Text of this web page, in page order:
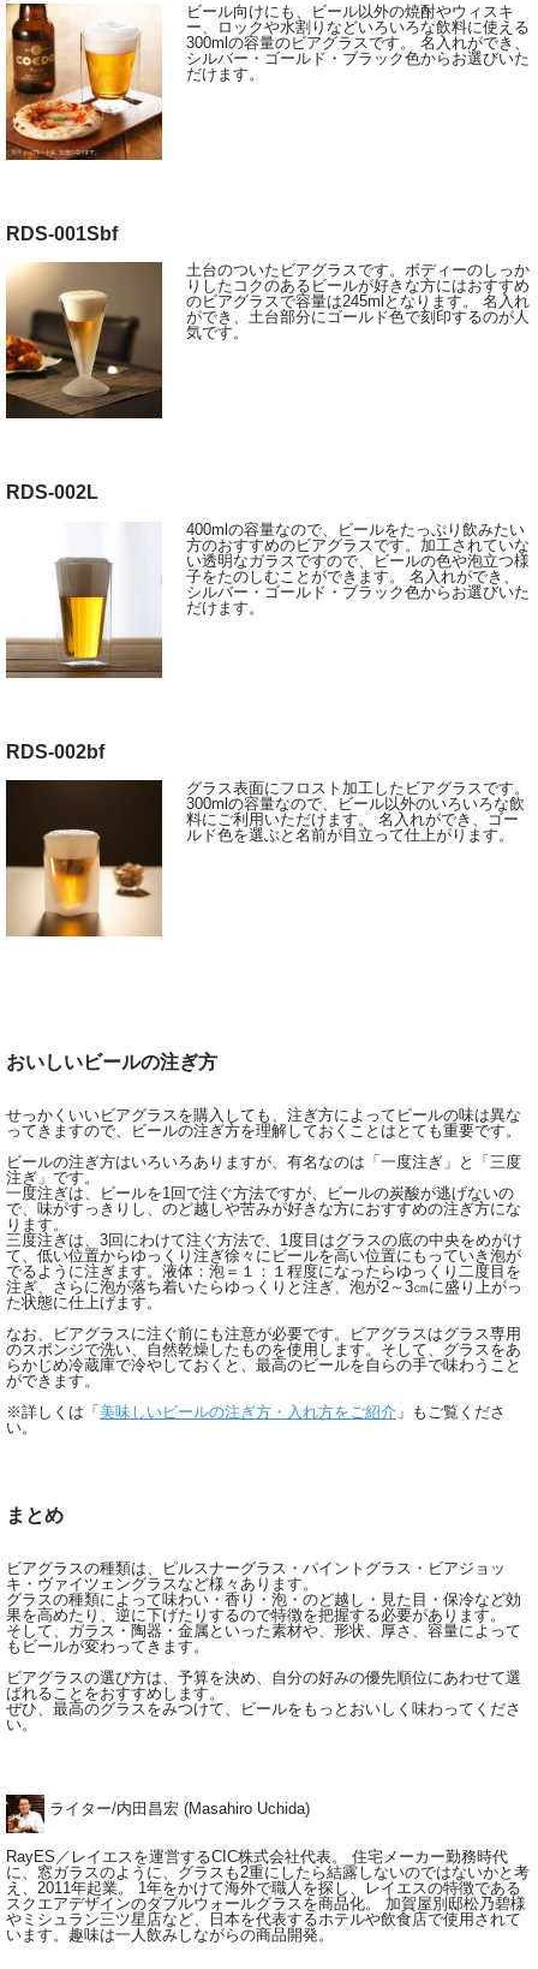
ビール向けにも、ビール以外の焼酎やウィスキ
ー、ロックや水割りなどいろいろな飲料に使える
300mlの容量のビアグラスです。 名入れができ、
シルバー・ゴールド・ブラック色からお選びいた
だけます。
RDS-001Sbf
土台のついたビアグラスです。ボディーのしっか
りしたコクのあるビールが好きな方にはおすすめ
のビアグラスで容量は245mlとなります。 名入れ
ができ、土台部分にゴールド色で刻印するのが人
気です。
RDS-002L
400mlの容量なので、ビールをたっぷり飲みたい
方のおすすめのビアグラスです。加工されていな
い透明なガラスですので、ビールの色や泡立つ様
子をたのしむことができます。 名入れができ、
シルバー・ゴールド・ブラック色からお選びいた
だけます。
RDS-002bf
グラス表面にフロスト加工したビアグラスです。
300mlの容量なので、ビール以外のいろいろな飲
料にご利用いただけます。 名入れができ、ゴー
ルド色を選ぶと名前が目立って仕上がります。
おいしいビールの注ぎ方
せっかくいいビアグラスを購入しても、注ぎ方によってビールの味は異な
ってきますので、ビールの注ぎ方を理解しておくことはとても重要です。
ビールの注ぎ方はいろいろありますが、有名なのは「一度注ぎ」と「三度
注ぎ」です。
一度注ぎは、ビールを1回で注ぐ方法ですが、ビールの炭酸が逃げないの
で、味がすっきりし、のど越しや苦みが好きな方におすすめの注ぎ方にな
ります。
三度注ぎは、3回にわけて注ぐ方法で、1度目はグラスの底の中央をめがけ
て、低い位置からゆっくり注ぎ徐々にビールを高い位置にもっていき泡が
でるように注ぎます。液体：泡＝１：１程度になったらゆっくり二度目を
注ぎ、さらに泡が落ち着いたらゆっくりと注ぎ、泡が2～3㎝に盛り上がっ
た状態に仕上げます。
なお、ビアグラスに注ぐ前にも注意が必要です。ビアグラスはグラス専用
のスポンジで洗い、自然乾燥したものを使用します。そして、グラスをあ
らかじめ冷蔵庫で冷やしておくと、最高のビールを自らの手で味わうこと
ができます。
※詳しくは「 美味しいビールの注ぎ方・入れ方をご紹介 」もご覧くださ
い。
まとめ
ビアグラスの種類は、ピルスナーグラス・パイントグラス・ビアジョッ
キ・ヴァイツェングラスなど様々あります。
グラスの種類によって味わい・香り・泡・のど越し・見た目・保冷など効
果を高めたり、逆に下げたりするので特徴を把握する必要があります。
そして、ガラス・陶器・金属といった素材や、形状、厚さ、容量によって
もビールが変わってきます。
ビアグラスの選び方は、予算を決め、自分の好みの優先順位にあわせて選
ばれることをおすすめします。
ぜひ、最高のグラスをみつけて、ビールをもっとおいしく味わってくださ
い。
ライター/内田昌宏 (Masahiro Uchida)
RayES／レイエスを運営するCIC株式会社代表。 住宅メーカー勤務時代
に、窓ガラスのように、グラスも2重にしたら結露しないのではないかと考
え、2011年起業。 1年をかけて海外で職人を探し、レイエスの特徴である
スクエアデザインのダブルウォールグラスを商品化。 加賀屋別邸松乃碧様
やミシュラン三ツ星店など、日本を代表するホテルや飲食店で使用されて
います。趣味は一人飲みしながらの商品開発。